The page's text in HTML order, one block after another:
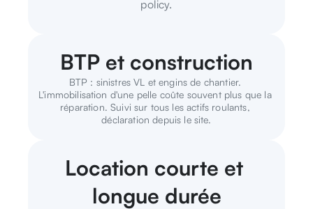
policy.
BTP et construction
BTP : sinistres VL et engins de chantier.
L'immobilisation d'une pelle coûte souvent plus que la
réparation. Suivi sur tous les actifs roulants,
déclaration depuis le site.
Location courte et
longue durée